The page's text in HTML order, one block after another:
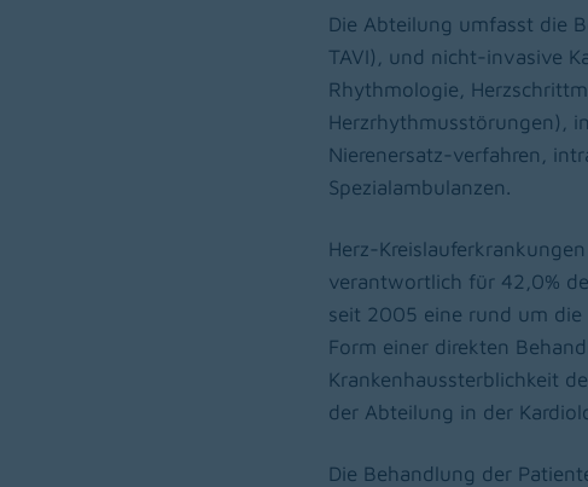
Die Abteilung umfasst die
TAVI), und nicht-invasive
Rhythmologie,
Herzrhythmusstörungen),
Nierenersatz-verfahren,
Spezialambulanzen.
Herz-
verantwortlich für 42,0%
seit 2005 eine rund um die
Form einer direkten
Krankenhaussterblichkeit
der Abteilung in der
Die Behandlung der